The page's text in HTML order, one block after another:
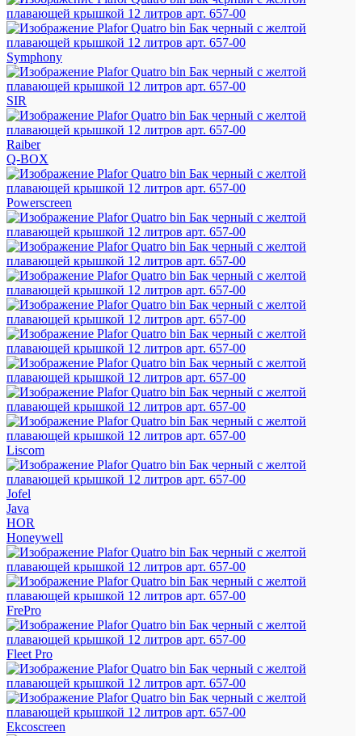
Symphony
SIR
Raiber
Q-BOX
Powerscreen
Liscom
Jofel
Java
HOR
Honeywell
FrePro
Fleet Pro
Ekcoscreen